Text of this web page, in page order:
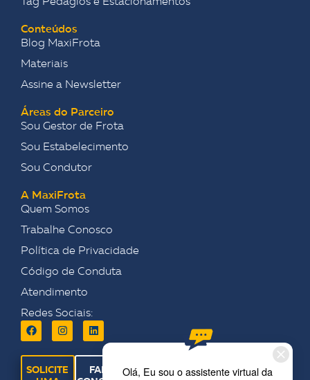
Conteúdos
Blog MaxiFrota
Materiais
Assine a Newsletter
Áreas do Parceiro
Sou Gestor de Frota
Sou Estabelecimento
Sou Condutor
A MaxiFrota
Quem Somos
Trabalhe Conosco
Política de Privacidade
Código de Conduta
Atendimento
Redes Sociais:
SOLICITE
FALE